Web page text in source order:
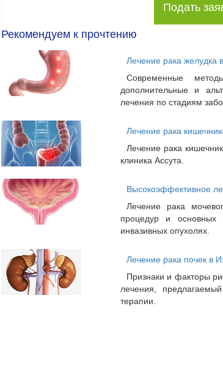
Подать
Рекомендуем к прочтению
Лечение рака желудка
Современные
дополнительные и
лечения по стадиям
Лечение рака
Лечение рака
клиника Ассута.
Высокоэффективное
Лечение рака
процедур и основных
инвазивных опухолях.
Лечение рака почек в
Признаки и факторы
лечения,
терапии.